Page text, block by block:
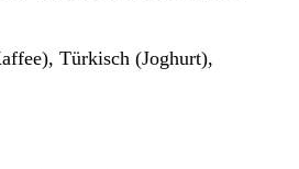
Türkisch (Joghurt),